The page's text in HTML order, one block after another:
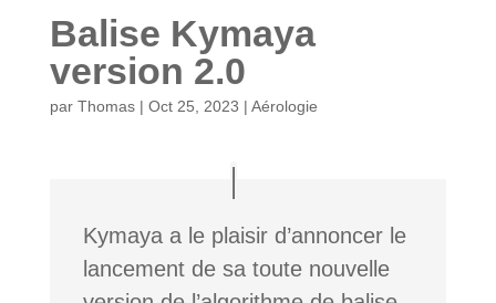
Balise Kymaya
version 2.0
par Thomas| Oct 25, 2023 | Aérologie
Kymaya a le plaisir d’annoncer le
lancement de sa toute nouvelle